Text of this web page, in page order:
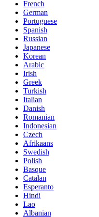
French
German
Portuguese
Spanish
Russian
Japanese
Korean
Arabic
Irish
Greek
Turkish
Italian
Danish
Romanian
Indonesian
Czech
Afrikaans
Swedish
Polish
Basque
Catalan
Esperanto
Hindi
Lao
Albanian